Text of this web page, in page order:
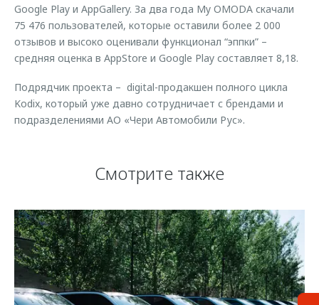
Google Play и AppGallery. За два года My OMODA скачали
75 476 пользователей, которые оставили более 2 000
отзывов и высоко оценивали функционал “эппки” –
средняя оценка в AppStore и Google Play составляет 8,18.
Подрядчик проекта – digital-продакшен полного цикла
Kodix, который уже давно сотрудничает с брендами и
подразделениями АО «Чери Автомобили Рус».
Смотрите также